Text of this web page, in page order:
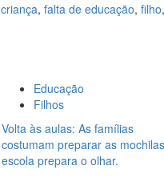
criança, falta de educação, filho,
Educação
Filhos
Volta às aulas: As famílias
costumam preparar as
escola prepara o olhar.